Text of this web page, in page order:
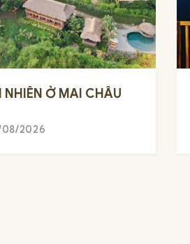
Ở MAI CHÂU
08/2026